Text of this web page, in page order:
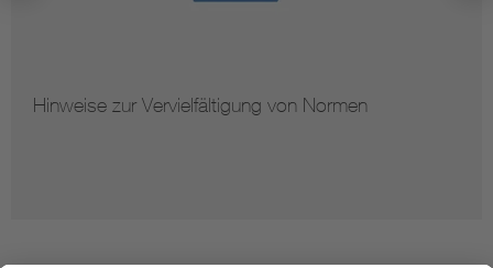
Hinweise zur Vervielfältigung von Normen